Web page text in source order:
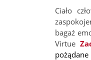
Ciało
bagaż
Virtue